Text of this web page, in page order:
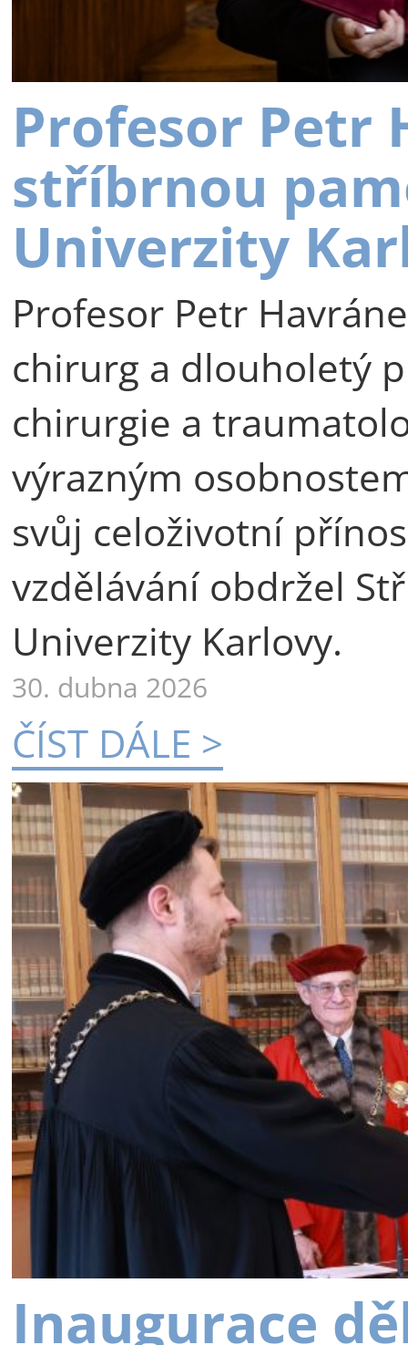
Profesor Petr
stříbrnou
Univerzity
Profesor Petr
chirurg a dlouholetý
chirurgie a
výrazným
svůj celoživotní
vzdělávání obdržel
Univerzity Karlovy.
30. dubna 2026
ČÍST DÁLE >
Inaugurace